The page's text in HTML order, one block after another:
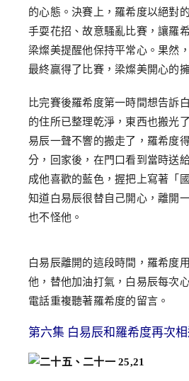
的心態。決賽上，羅希度以絕對
手耍花招、故意騷亂比賽，讓羅
梁燦美提醒他保持平常心。果然
最終贏得了比賽，梁燦美開心的
比完賽後羅希度第一時間想告訴
的住所已整理乾淨，東西也搬光
易辰一聲不響的搬走了，羅希度
分，回家後，在門口看到當時送
成他喜歡的藍色，握把上寫著「
知道白易辰很替自己開心，離開
也不怪他。
白易辰離開的這段時間，羅希度
他，替他加油打氣，白易辰每次
電話重複聽著羅希度的留言。
第六集 白易辰和羅希度再次